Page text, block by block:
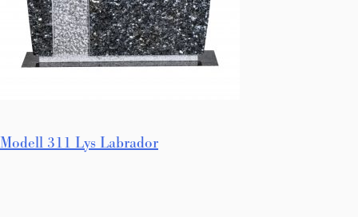
Innleggsnavigasjon
Modell 311 Lys Labrador